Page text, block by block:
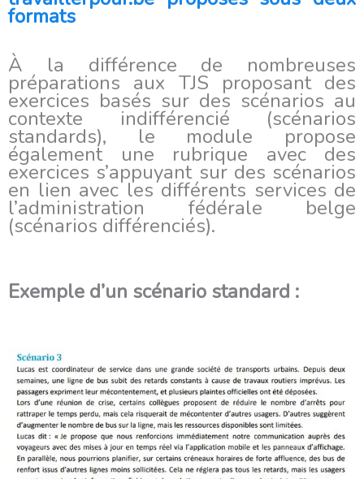
formats
À la différence de nombreuses
préparations aux TJS proposant des
exercices basés sur des scénarios au
contexte indifférencié (scénarios
standards), le module propose
également une rubrique avec des
exercices s’appuyant sur des scénarios
en lien avec les différents services de
l’administration fédérale belge
(scénarios différenciés).
Exemple d’un scénario standard :